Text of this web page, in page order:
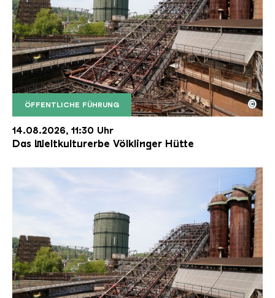
ÖFFENTLICHE FÜHRUNG
Der Erzschrägaufzug der Völklinger Hütte mit
Copyright: Weltkulturerbe Völklinger Hütte | Karl
©
14.08.2026, 11:30 Uhr
Das Weltkulturerbe Völklinger Hütte